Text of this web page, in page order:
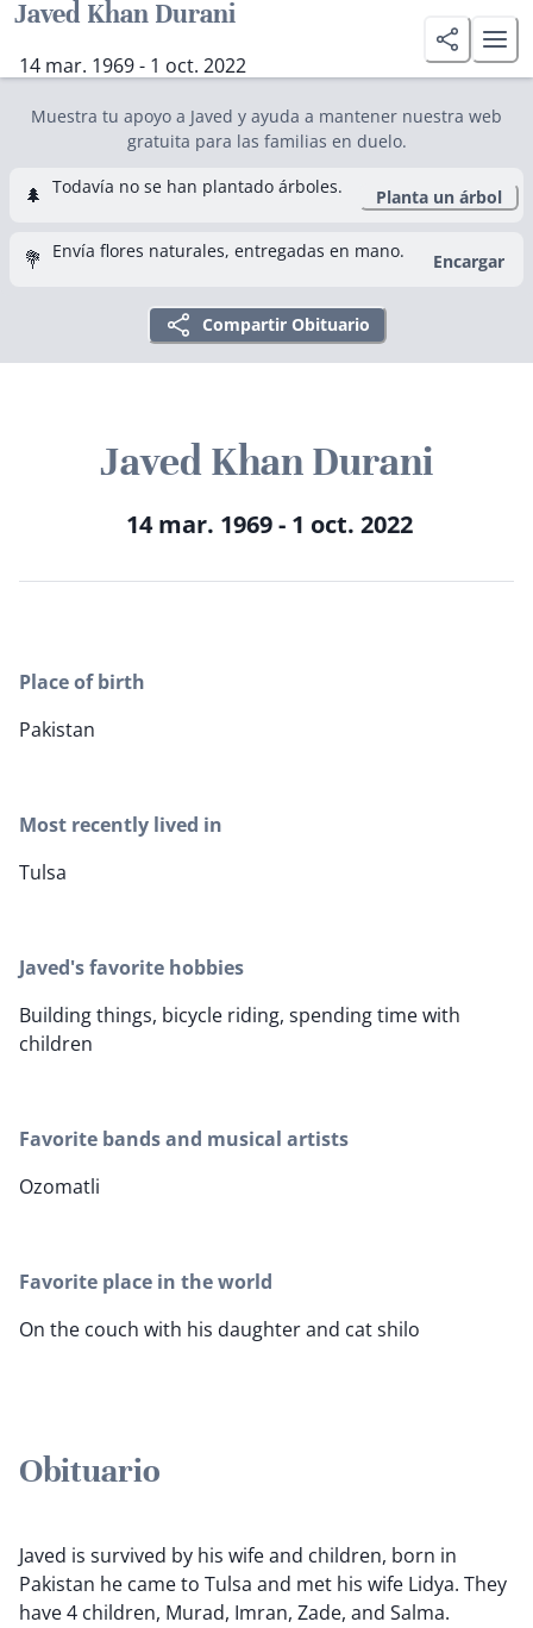
Javed Khan Durani
14 mar. 1969 - 1 oct. 2022
Muestra tu apoyo a Javed y ayuda a mantener nuestra web
gratuita para las familias en duelo.
🌲 Todavía no se han plantado árboles. Planta un árbol
💐 Envía flores naturales, entregadas en mano. Encargar
Compartir Obituario
Javed Khan Durani
14 mar. 1969 - 1 oct. 2022
Place of birth
Pakistan
Most recently lived in
Tulsa
Javed's favorite hobbies
Building things, bicycle riding, spending time with
children
Favorite bands and musical artists
Ozomatli
Favorite place in the world
On the couch with his daughter and cat shilo
Obituario
Javed is survived by his wife and children, born in
Pakistan he came to Tulsa and met his wife Lidya. They
have 4 children, Murad, Imran, Zade, and Salma.